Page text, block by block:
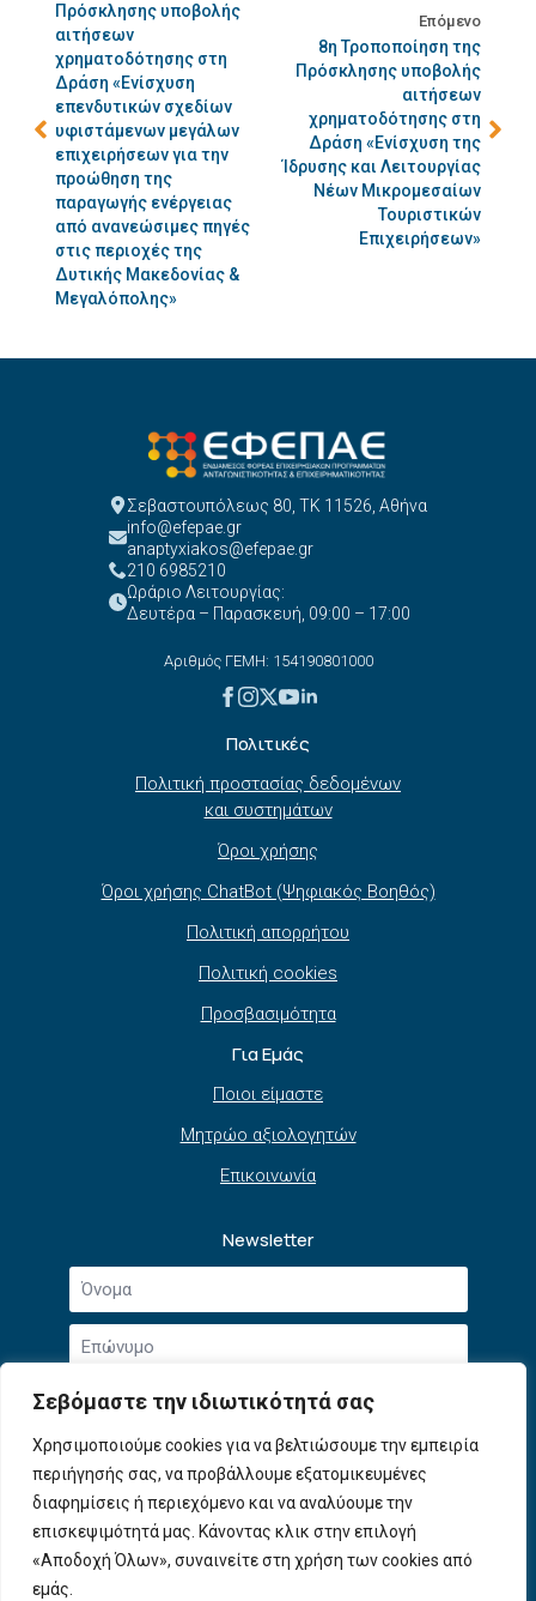
Σεβόμαστε την ιδιωτικότητά σας
Χρησιμοποιούμε cookies για να βελτιώσουμε την εμπειρία
περιήγησής σας, να προβάλλουμε εξατομικευμένες
διαφημίσεις ή περιεχόμενο και να αναλύουμε την
επισκεψιμότητά μας. Κάνοντας κλικ στην επιλογή
«Αποδοχή Όλων», συναινείτε στη χρήση των cookies από
εμάς.
Πρόσκλησης υποβολής
αιτήσεων
χρηματοδότησης στη
Δράση «Ενίσχυση
επενδυτικών σχεδίων
υφιστάμενων μεγάλων
επιχειρήσεων για την
προώθηση της
παραγωγής ενέργειας
από ανανεώσιμες πηγές
στις περιοχές της
Δυτικής Μακεδονίας &
Μεγαλόπολης»
Επόμενο
8η Τροποποίηση της
Πρόσκλησης υποβολής
αιτήσεων
χρηματοδότησης στη
Δράση «Ενίσχυση της
Ίδρυσης και Λειτουργίας
Νέων Μικρομεσαίων
Τουριστικών
Επιχειρήσεων»
Σεβαστουπόλεως 80, ΤΚ 11526, Αθήνα
info@efepae.gr
anaptyxiakos@efepae.gr
210 6985210
Ωράριο Λειτουργίας:
Δευτέρα – Παρασκευή, 09:00 – 17:00
Αριθμός ΓΕΜΗ: 154190801000
Πολιτικές
Πολιτική προστασίας δεδομένων
και συστημάτων
Όροι χρήσης
Όροι χρήσης ChatBot (Ψηφιακός Βοηθός)
Πολιτική απορρήτου
Πολιτική cookies
Προσβασιμότητα
Για Εμάς
Ποιοι είμαστε
Μητρώο αξιολογητών
Επικοινωνία
Newsletter
Όνομα
Επώνυμο
Email
*
Αποδοχή
όρων
χρήσης
*
Συμφωνώ με την Πολιτική Απορρήτουκαι τους
Όρους Χρήσης.
Εγγραφή